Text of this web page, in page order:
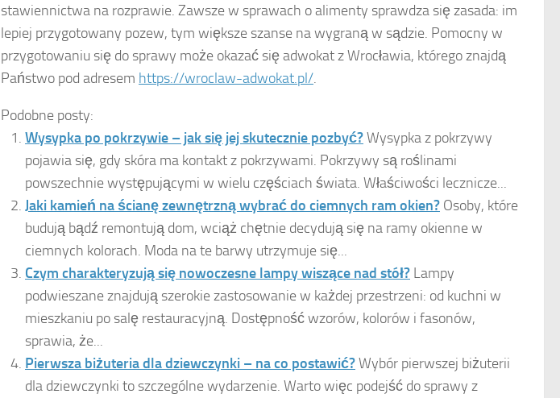
stawiennictwa na rozprawie. Zawsze w sprawach o alimenty sprawdza się zasada: im
lepiej przygotowany pozew, tym większe szanse na wygraną w sądzie. Pomocny w
przygotowaniu się do sprawy może okazać się adwokat z Wrocławia, którego znajdą
Państwo pod adresem https://wroclaw-adwokat.pl/.
Podobne posty:
Wysypka po pokrzywie – jak się jej skutecznie pozbyć?Wysypka z pokrzywy
pojawia się, gdy skóra ma kontakt z pokrzywami. Pokrzywy są roślinami
powszechnie występującymi w wielu częściach świata. Właściwości lecznicze...
Jaki kamień na ścianę zewnętrzną wybrać do ciemnych ram okien? Osoby, które
budują bądź remontują dom, wciąż chętnie decydują się na ramy okienne w
ciemnych kolorach. Moda na te barwy utrzymuje się...
Czym charakteryzują się nowoczesne lampy wiszące nad stół? Lampy
podwieszane znajdują szerokie zastosowanie w każdej przestrzeni: od kuchni w
mieszkaniu po salę restauracyjną. Dostępność wzorów, kolorów i fasonów,
sprawia, że...
Pierwsza biżuteria dla dziewczynki – na co postawić?Wybór pierwszej biżuterii
dla dziewczynki to szczególne wydarzenie. Warto więc podejść do sprawy z